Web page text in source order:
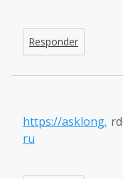
Responder
https://asklong.
ru